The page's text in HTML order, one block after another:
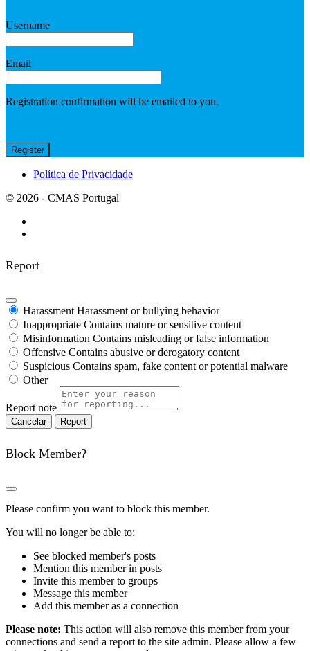
Username
Email
Registration confirmation will be emailed to you.
Política de Privacidade
© 2026 - CMAS Portugal
Report
Harassment Harassment or bullying behavior
Inappropriate Contains mature or sensitive content
Misinformation Contains misleading or false information
Offensive Contains abusive or derogatory content
Suspicious Contains spam, fake content or potential malware
Other
Report note
Report
Block Member?
Please confirm you want to block this member.
You will no longer be able to:
See blocked member's posts
Mention this member in posts
Invite this member to groups
Message this member
Add this member as a connection
Please note: This action will also remove this member from your
connections and send a report to the site admin. Please allow a few